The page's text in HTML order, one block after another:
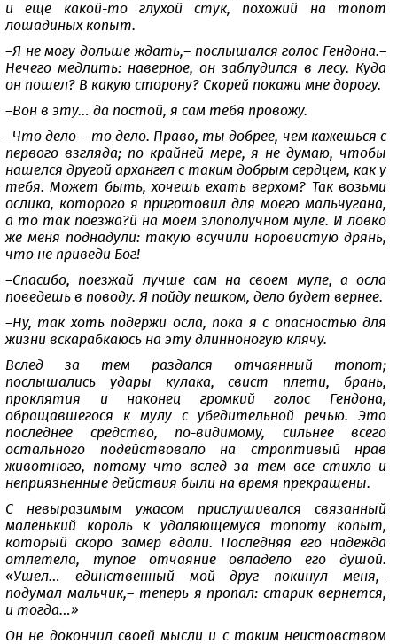
и еще какой-то глухой стук, похожий на топот
лошадиных копыт.
–Я не могу дольше ждать,– послышался голос Гендона.–
Нечего медлить: наверное, он заблудился в лесу. Куда
он пошел? В какую сторону? Скорей покажи мне дорогу.
–Вон в эту… да постой, я сам тебя провожу.
–Что дело – то дело. Право, ты добрее, чем кажешься с
первого взгляда; по крайней мере, я не думаю, чтобы
нашелся другой архангел с таким добрым сердцем, как у
тебя. Может быть, хочешь ехать верхом? Так возьми
ослика, которого я приготовил для моего мальчугана,
а то так поезжа?й на моем злополучном муле. И ловко
же меня поднадули: такую всучили норовистую дрянь,
что не приведи Бог!
–Спасибо, поезжай лучше сам на своем муле, а осла
поведешь в поводу. Я пойду пешком, дело будет вернее.
–Ну, так хоть подержи осла, пока я с опасностью для
жизни вскарабкаюсь на эту длинноногую клячу.
Вслед за тем раздался отчаянный топот;
послышались удары кулака, свист плети, брань,
проклятия и наконец громкий голос Гендона,
обращавшегося к мулу с убедительной речью. Это
последнее средство, по-видимому, сильнее всего
остального подействовало на строптивый нрав
животного, потому что вслед за тем все стихло и
неприязненные действия были на время прекращены.
С невыразимым ужасом прислушивался связанный
маленький король к удаляющемуся топоту копыт,
который скоро замер вдали. Последняя его надежда
отлетела, тупое отчаяние овладело его душой.
«Ушел… единственный мой друг покинул меня,–
подумал мальчик,– теперь я пропал: старик вернется,
и тогда…»
Он не докончил своей мысли и с таким неистовством